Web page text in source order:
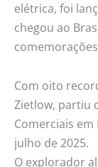
elétrica, foi
chegou ao
Com oito
Zietlow, partiu
Comerciais
julho de 2025.
O explorador